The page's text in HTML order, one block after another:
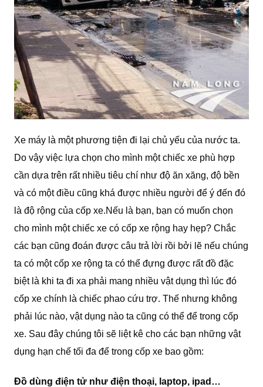
Xe máy là một phương tiện đi lại chủ yếu của nước ta.
Do vậy việc lựa chọn cho mình một chiếc xe phù hợp
cần dựa trên rất nhiều tiêu chí như độ ăn xăng, độ bền
và có một điều cũng khá được nhiều người để ý đến đó
là độ rộng của cốp xe.Nếu là bạn, bạn có muốn chọn
cho mình một chiếc xe có cốp xe rộng hay hẹp? Chắc
các bạn cũng đoán được câu trả lời rồi bởi lẽ nếu chúng
ta có một cốp xe rộng ta có thể đựng được rất đồ đặc
biệt là khi ta đi xa phải mang nhiều vật dụng thì lúc đó
cốp xe chính là chiếc phao cứu trợ. Thế nhưng không
phải lúc nào, vật dụng nào ta cũng có thể để trong cốp
xe. Sau đây chúng tôi sẽ liệt kê cho các bạn những vật
dụng hạn chế tối đa để trong cốp xe bao gồm:
Đồ dùng điện tử như điện thoại, laptop, ipad…